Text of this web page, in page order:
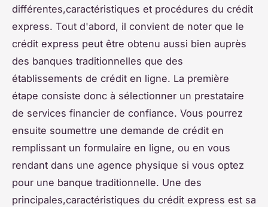
différentes,caractéristiques et procédures du crédit
express. Tout d'abord, il convient de noter que le
crédit express peut être obtenu aussi bien auprès
des banques traditionnelles que des
établissements de crédit en ligne. La première
étape consiste donc à sélectionner un prestataire
de services financier de confiance. Vous pourrez
ensuite soumettre une demande de crédit en
remplissant un formulaire en ligne, ou en vous
rendant dans une agence physique si vous optez
pour une banque traditionnelle. Une des
principales,caractéristiques du crédit express est sa